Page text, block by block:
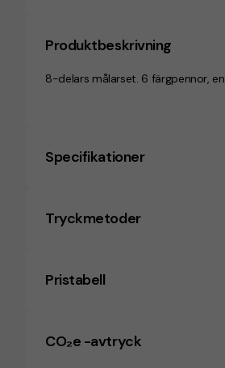
Produktbeskrivning
8-delars målarset. 6 färgpennor,
Specifikationer
Tryckmetoder
Pristabell
CO₂e -avtryck